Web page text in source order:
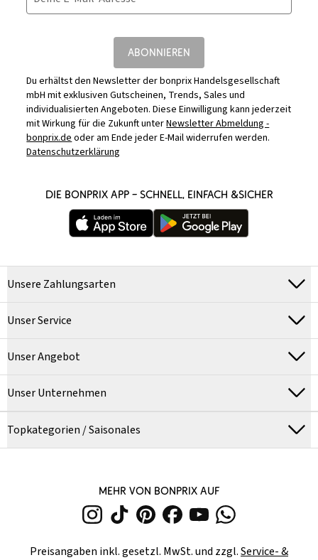
ABONNIEREN
Du erhältst den Newsletter der bonprix Handelsgesellschaft
mbH mit exklusiven Gutscheinen, Trends, Sales und
individualisierten Angeboten. Diese Einwilligung kann jederzeit
mit Wirkung für die Zukunft unterNewsletter Abmeldung -
bonprix.deoder am Ende jeder E-Mail widerrufen werden.
Datenschutzerklärung
DIE BONPRIX APP – SCHNELL, EINFACH &SICHER
Unsere Zahlungsarten
Unser Service
Unser Angebot
Unser Unternehmen
Topkategorien / Saisonales
MEHR VON BONPRIX AUF
Preisangaben inkl. gesetzl. MwSt. und zzgl.Service- &